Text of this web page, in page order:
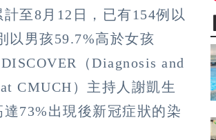
至8月12日，已有154例以
以男孩59.7%高於女孩
（Diagnosis and
CMUCH）主持人謝凱生
73%出現後新冠症狀的染